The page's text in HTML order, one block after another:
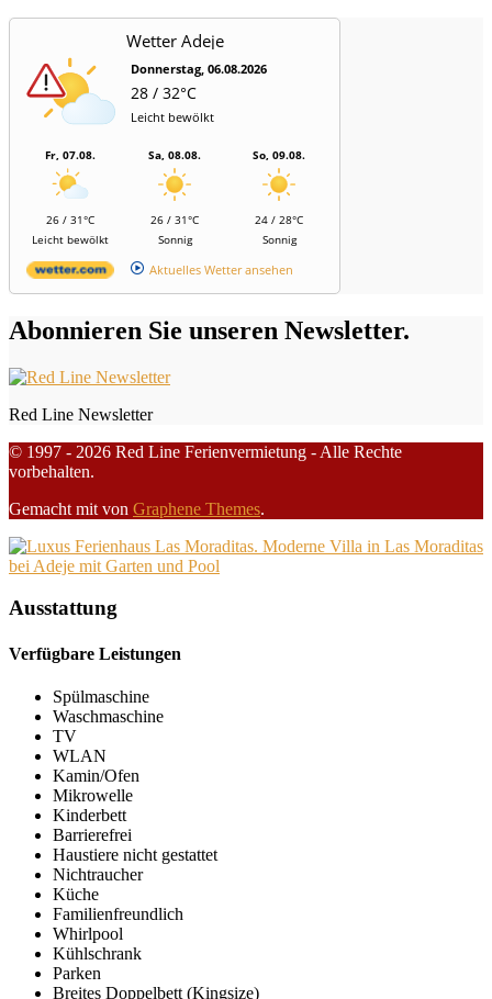
Wetter Adeje
Donnerstag, 06.08.2026
28 / 32°C
Leicht bewölkt
Fr, 07.08.
26 / 31°C
Leicht bewölkt
Sa, 08.08.
26 / 31°C
Sonnig
So, 09.08.
24 / 28°C
Sonnig
Aktuelles Wetter ansehen
Abonnieren Sie unseren Newsletter.
Red Line Newsletter
© 1997 - 2026 Red Line Ferienvermietung - Alle Rechte
vorbehalten.
Gemacht mit von Graphene Themes.
Ausstattung
Verfügbare Leistungen
Spülmaschine
Waschmaschine
TV
WLAN
Kamin/Ofen
Mikrowelle
Kinderbett
Barrierefrei
Haustiere nicht gestattet
Nichtraucher
Küche
Familienfreundlich
Whirlpool
Kühlschrank
Parken
Breites Doppelbett (Kingsize)